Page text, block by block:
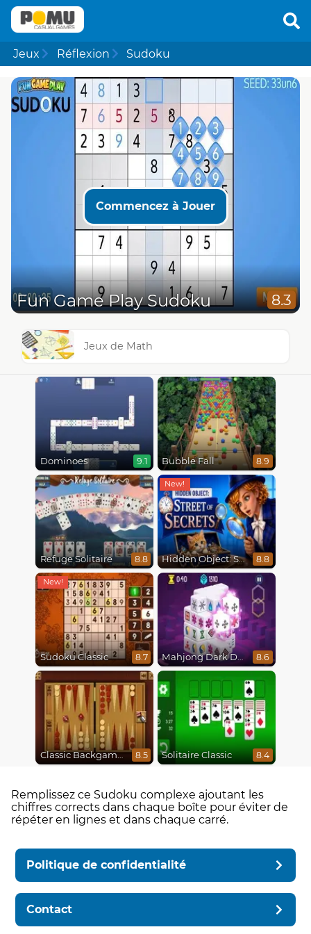
Jeux Réflexion Sudoku
Commencez à Jouer
Fun Game Play Sudoku 8.3
Jeux de Math
Dominoes 9.1 Bubble Fall 8.9
Refuge Solitaire 8.8 Hidden Object: Street Of Secrets 8.8
Sudoku Classic 8.7 Mahjong Dark Dimensions 8.6
Classic Backgammon 8.5 Solitaire Classic 8.4
Remplissez ce Sudoku complexe ajoutant les
chiffres corrects dans chaque boîte pour éviter de
répéter en lignes et dans chaque carré.
Politique de confidentialité
Contact